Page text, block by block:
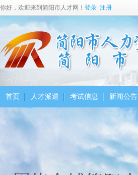
你好，欢迎来到简阳市人才网！ 登录 注册
首页 人才派遣 考试信息 新闻公告